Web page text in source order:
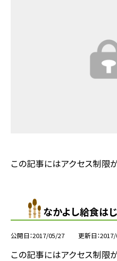
この記事にはアクセス制限
なかよし給食はじ
公開日 2017/05/27 更新日
この記事にはアクセス制限